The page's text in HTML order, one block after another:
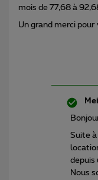
mois de 77,68 à
Un grand merci pour
Suite
depuis
Nous